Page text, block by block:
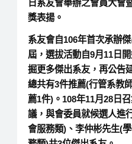
日系友會舉辦之會員大會
獎表揚。
系友會自106年首次承辦
屆，選拔活動自9月11日
掘更多傑出系友，再公告
總共有3件推薦(行管系教
薦1件)。108年11月28日
議，與會委員就候選人進
會服務類)、李仲彬先生(